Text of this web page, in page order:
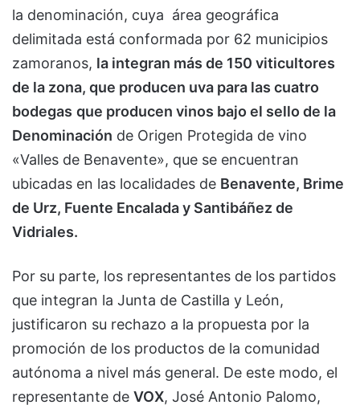
la denominación, cuya área geográfica
delimitada está conformada por 62 municipios
zamoranos, la integran más de 150 viticultores
de la zona, que producen uva para las cuatro
bodegas que producen vinos bajo el sello de la
Denominación de Origen Protegida de vino
«Valles de Benavente», que se encuentran
ubicadas en las localidades de Benavente, Brime
de Urz, Fuente Encalada y Santibáñez de
Vidriales.
Por su parte, los representantes de los partidos
que integran la Junta de Castilla y León,
justificaron su rechazo a la propuesta por la
promoción de los productos de la comunidad
autónoma a nivel más general. De este modo, el
representante de VOX, José Antonio Palomo,